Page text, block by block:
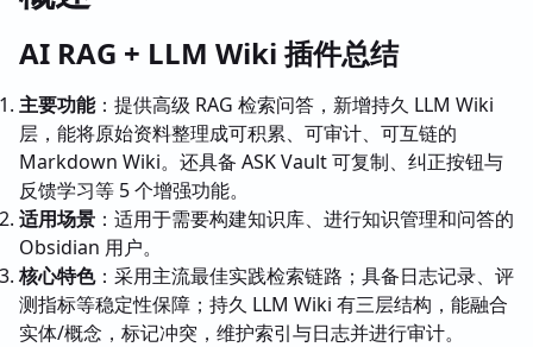
AI RAG + LLM Wiki 插件总结
主要功能：提供高级 RAG 检索问答，新增持久 LLM Wiki
层，能将原始资料整理成可积累、可审计、可互链的
Markdown Wiki。还具备 ASK Vault 可复制、纠正按钮与
反馈学习等 5 个增强功能。
适用场景 ：适用于需要构建知识库、进行知识管理和问答的
Obsidian 用户。
核心特色：采用主流最佳实践检索链路；具备日志记录、评
测指标等稳定性保障；持久 LLM Wiki 有三层结构，能融合
实体/概念，标记冲突，维护索引与日志并进行审计。